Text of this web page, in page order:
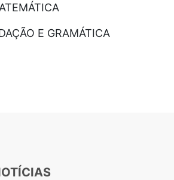
E GRAMÁTICA